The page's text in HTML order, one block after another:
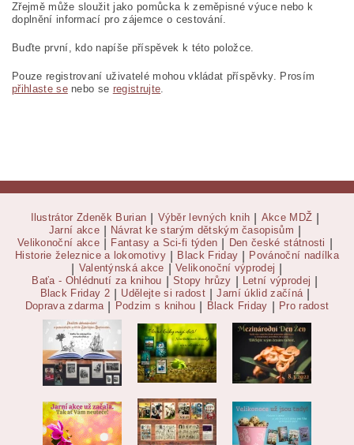
Zřejmě může sloužit jako pomůcka k zeměpisné výuce nebo k
doplnění informací pro zájemce o cestování.
Buďte první, kdo napíše příspěvek k této položce.
Pouze registrovaní uživatelé mohou vkládat příspěvky. Prosím
přihlaste senebo se registrujte.
Ilustrátor Zdeněk Burian Výběr levných knih Akce MDŽ
Jarní akce Návrat ke starým dětským časopisům
Velikonoční akce Fantasy a Sci-fi týden Den české státnosti
Historie železnice a lokomotivy Black Friday Povánoční nadílka
Valentýnská akce Velikonoční výprodej
Baťa - Ohlédnutí za knihou Stopy hrůzy Letní výprodej
Black Friday 2 Udělejte si radost Jarní úklid začíná
Doprava zdarma Podzim s knihou Black Friday Pro radost